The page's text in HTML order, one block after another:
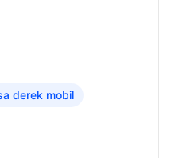
derek mobil